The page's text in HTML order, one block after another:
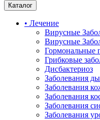
Каталог
• Лечение
Вирусные
Вирусные
Гормональные
Грибковые
Дисбактериоз
Заболевания
Заболевания
Заболевания
Заболевания
Заболевания